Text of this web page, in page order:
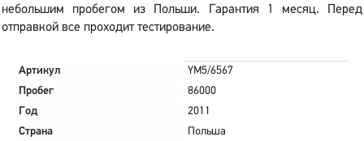
небольшим пробегом из Польши. Гарантия 1 месяц. Перед
отправкой все проходит тестирование.
Артикул
YM5/6567
Пробег
86000
Год
2011
Страна
Польша